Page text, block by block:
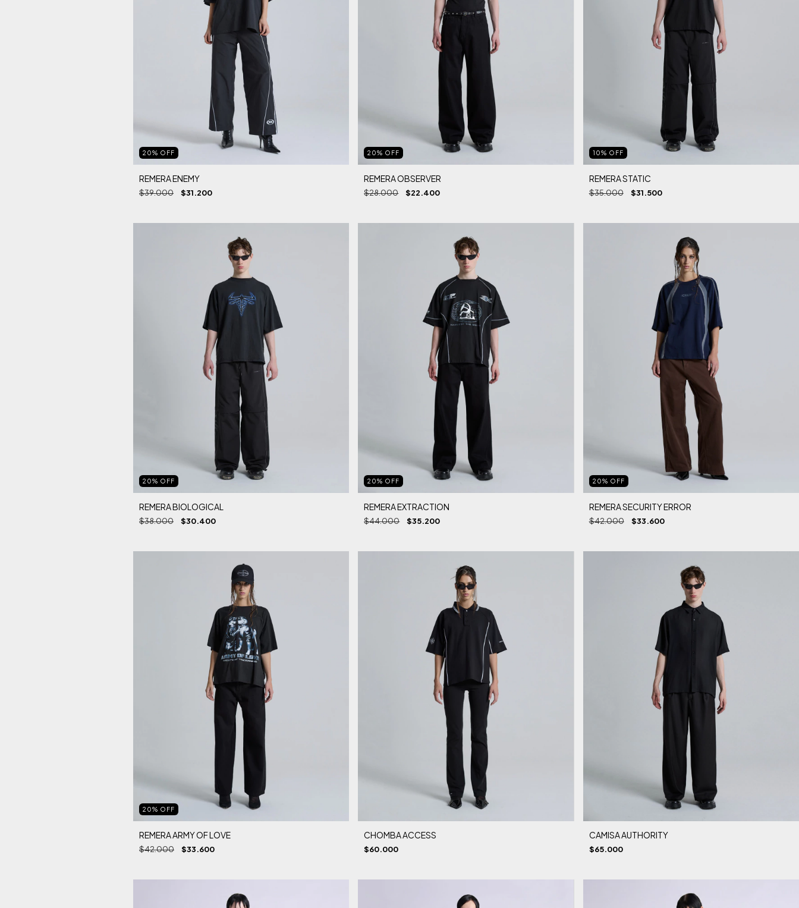
20% OFF
REMERA ENEMY
$39.000 $31.200
20% OFF
REMERA OBSERVER
$28.000 $22.400
10% OFF
REMERA STATIC
$35.000 $31.500
20% OFF
REMERA BIOLOGICAL
$38.000 $30.400
20% OFF
REMERA EXTRACTION
$44.000 $35.200
20% OFF
REMERA SECURITY ERROR
$42.000 $33.600
20% OFF
REMERA ARMY OF LOVE
$42.000 $33.600
CHOMBA ACCESS
$60.000
CAMISA AUTHORITY
$65.000